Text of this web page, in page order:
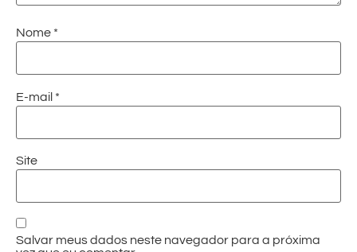
Nome *
E-mail *
Site
Salvar meus dados neste navegador para a próxima